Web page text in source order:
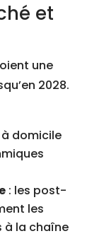
et
une
2028.
à domicile
: les post-
les
à la chaîne